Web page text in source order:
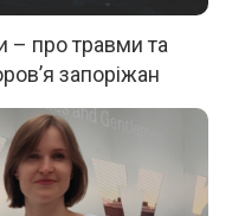
– про травми та
запоріжан